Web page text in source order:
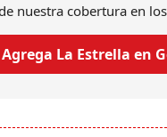
nuestra cobertura en
Agrega La Estrella en